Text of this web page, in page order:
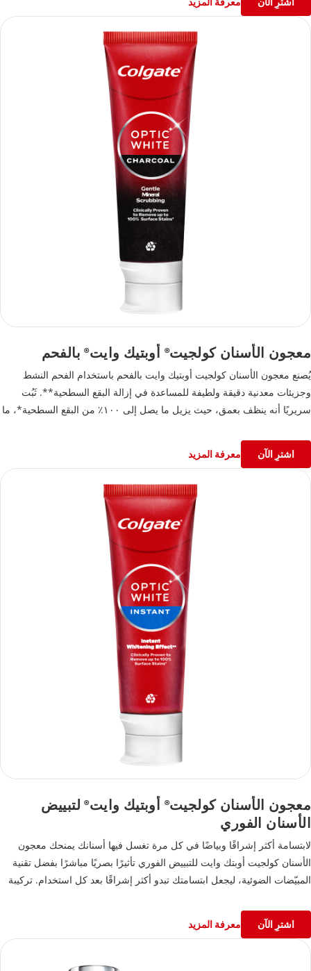
معجون الأسنان كولجيت® أوبتيك وايت®بالفحم
يُصنع معجون الأسنان كولجيت أوبتيك وايت بالفحم باستخدام الفحم النشط
وجزيئات معدنية دقيقة ولطيفة للمساعدة في إزالة البقع السطحية**. ثَبُت
سريريًا أنه ينظف بعمق، حيث يزيل ما يصل إلى ١٠٠٪ من البقع السطحية*، ما
للاستخدام اليومي، كما أن هذا المعجون يمنحك ابتسامة أكثر بياضًا وانتعاشًا مع
كل مرة تنظف فيها أسنانك.
*بعد أسبوعين من الاستخدام مرتين يوميًا
**يُستخدم وفق التعليمات لإزالة البقع السطحية فقط.
اشترِ الآن معرفة المزيد
معجون الأسنان كولجيت® أوبتيك وايت® لتبييض
الأسنان الفوري
لابتسامة أكثر إشراقًا وبياضًا في كل مرة تغسل فيها أسنانك يمنحك معجون
الأسنان كولجيت أوبتك وايت للتبييض الفوري تأثيرًا بصريًا مباشرًا بفضل تقنية
المبيّضات الضوئية، ليجعل ابتسامتك تبدو أكثر إشراقًا بعد كل استخدام. تركيبة
المعجون بانتظام مرتين يوميًا، وتُظهر نتائج واضحة في غضون أسبوعين. تركيبة
الفلورايد الآمنة على المينا لا تكتفي بتقوية الأسنان، بل توفر أيضًا حماية فعالة
من التسوّس، لتحافظ على صحة فمك دون الإضرار بأسنانك. استمتع بإحساس
النظافة وبياض الأسنان مع معجون كولجيت أوبتك وايت للتبييض الفوري سواء
اشترِ الآن معرفة المزيد